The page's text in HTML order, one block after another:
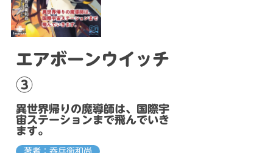
エアボーンウイッチ
③
異世界帰りの魔導師は、国際宇
宙ステーションまで飛んでいき
ます。
著者：呑兵衛和尚